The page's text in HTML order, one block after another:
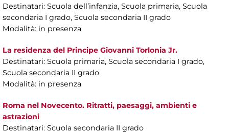
Destinatari: Scuola dell’infanzia, Scuola primaria, Scuola
secondaria I grado, Scuola secondaria II grado
Modalità: in presenza
La residenza del Principe Giovanni Torlonia Jr.
Destinatari: Scuola primaria, Scuola secondaria I grado,
Scuola secondaria II grado
Modalità: in presenza
Roma nel Novecento. Ritratti, paesaggi, ambienti e
astrazioni
Destinatari: Scuola secondaria II grado